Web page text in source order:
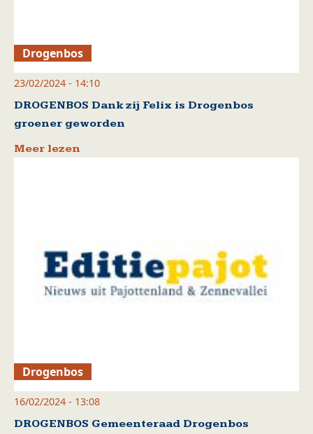
Drogenbos
23/02/2024 - 14:10
DROGENBOS Dank zij Felix is Drogenbos
groener geworden
Meer lezen
Drogenbos
16/02/2024 - 13:08
DROGENBOS Gemeenteraad Drogenbos